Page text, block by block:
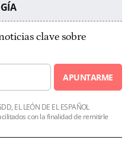
clave sobre
APUNTARME
EL LEÓN DE EL ESPAÑOL
con la finalidad de remitirle